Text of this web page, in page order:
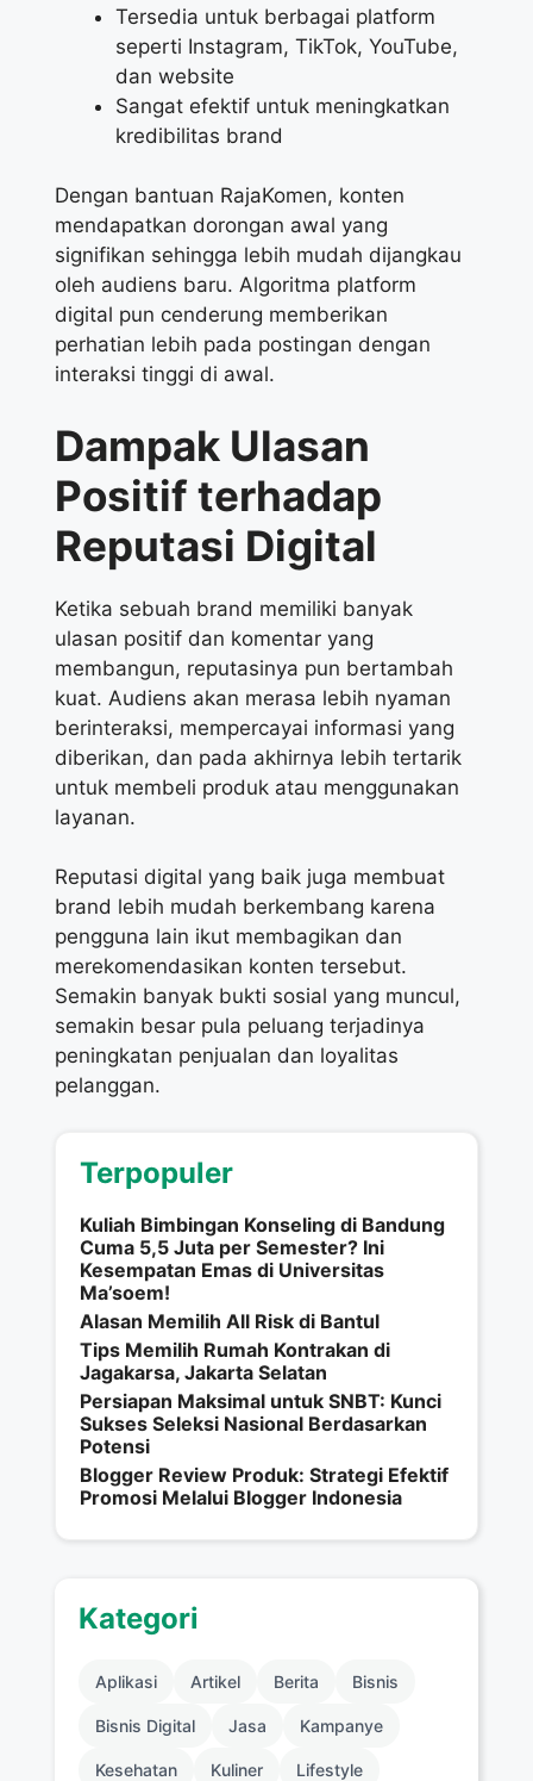
Tersedia untuk berbagai platform
seperti Instagram, TikTok, YouTube,
dan website
Sangat efektif untuk meningkatkan
kredibilitas brand
Dengan bantuan RajaKomen, konten
mendapatkan dorongan awal yang
signifikan sehingga lebih mudah dijangkau
oleh audiens baru. Algoritma platform
digital pun cenderung memberikan
perhatian lebih pada postingan dengan
interaksi tinggi di awal.
Dampak Ulasan
Positif terhadap
Reputasi Digital
Ketika sebuah brand memiliki banyak
ulasan positif dan komentar yang
membangun, reputasinya pun bertambah
kuat. Audiens akan merasa lebih nyaman
berinteraksi, mempercayai informasi yang
diberikan, dan pada akhirnya lebih tertarik
untuk membeli produk atau menggunakan
layanan.
Reputasi digital yang baik juga membuat
brand lebih mudah berkembang karena
pengguna lain ikut membagikan dan
merekomendasikan konten tersebut.
Semakin banyak bukti sosial yang muncul,
semakin besar pula peluang terjadinya
peningkatan penjualan dan loyalitas
pelanggan.
Terpopuler
Kuliah Bimbingan Konseling di Bandung
Cuma 5,5 Juta per Semester? Ini
Kesempatan Emas di Universitas
Ma’soem!
Alasan Memilih All Risk di Bantul
Tips Memilih Rumah Kontrakan di
Jagakarsa, Jakarta Selatan
Persiapan Maksimal untuk SNBT: Kunci
Sukses Seleksi Nasional Berdasarkan
Potensi
Blogger Review Produk: Strategi Efektif
Promosi Melalui Blogger Indonesia
Kategori
Aplikasi Artikel Berita Bisnis
Bisnis Digital Jasa Kampanye
Kesehatan Kuliner Lifestyle